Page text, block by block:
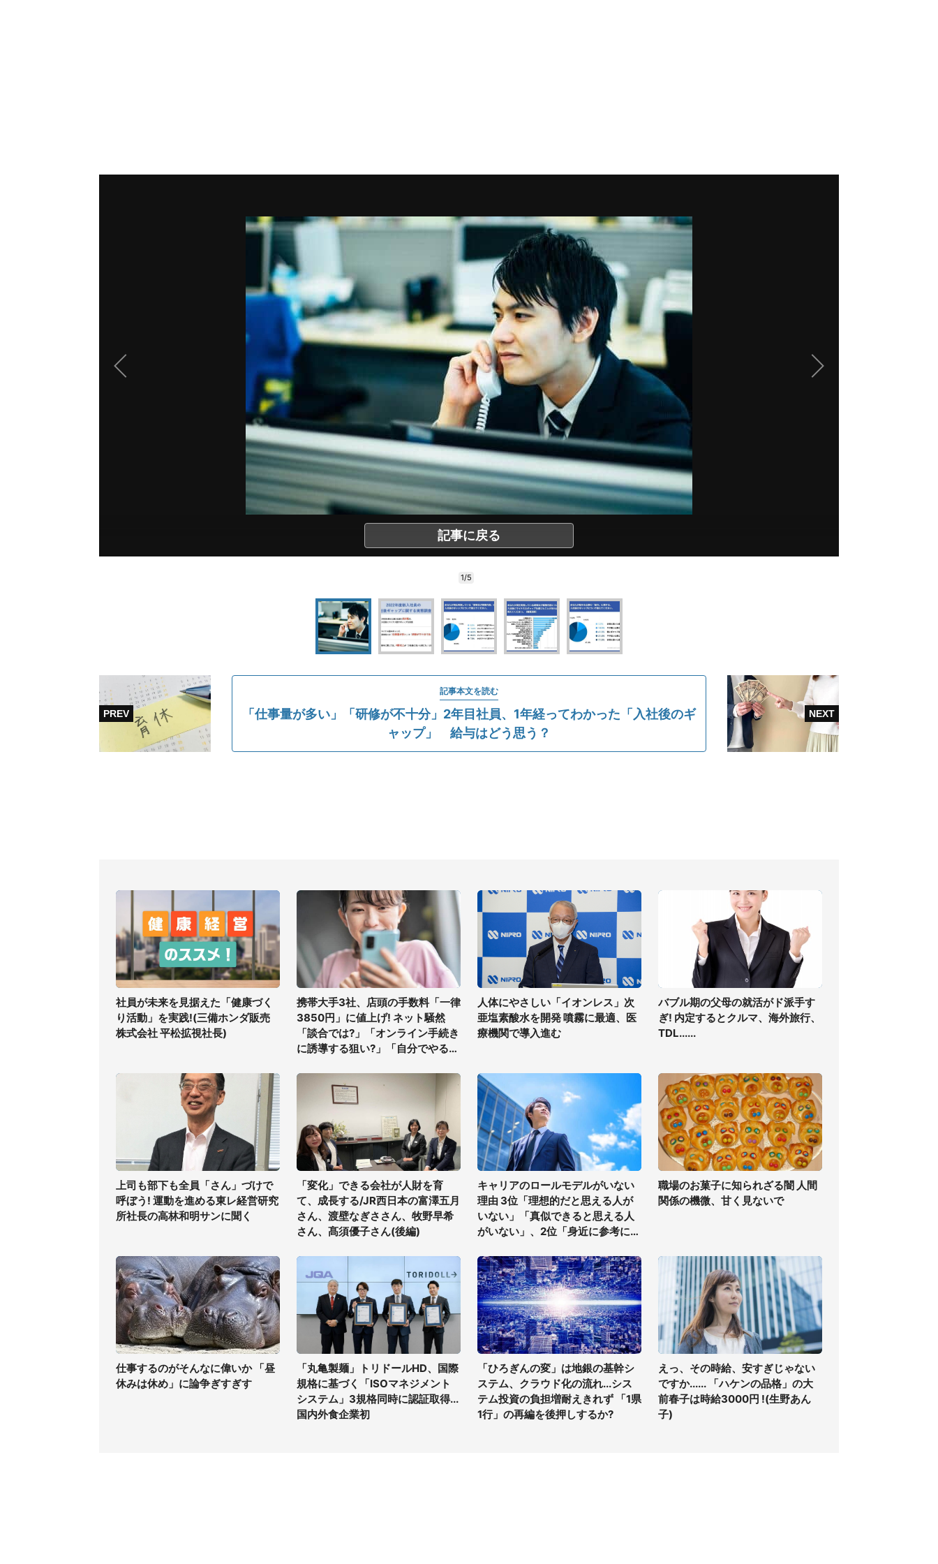
記事に戻る
1/5
記事本文を読む
「仕事量が多い」「研修が不十分」2年目社員、1年経ってわかった「入社後のギ
ャップ」 給与はどう思う？
社員が未来を見据えた「健康づく
り活動」を実践!(三備ホンダ販売
株式会社 平松拡視社長)
携帯大手3社、店頭の手数料「一律
3850円」に値上げ! ネット騒然
「談合では?」「オンライン手続き
に誘導する狙い?」「自分でやる方
人体にやさしい「イオンレス」次
亜塩素酸水を開発 噴霧に最適、医
療機関で導入進む
バブル期の父母の就活がド派手す
ぎ! 内定するとクルマ、海外旅行、
TDL......
上司も部下も全員「さん」づけで
呼ぼう! 運動を進める東レ経営研究
所社長の高林和明サンに聞く
「変化」できる会社が人財を育
て、成長する/JR西日本の富澤五月
さん、渡壁なぎささん、牧野早希
さん、髙須優子さん(後編)
キャリアのロールモデルがいない
理由 3位「理想的だと思える人が
いない」「真似できると思える人
がいない」、2位「身近に参考にな
職場のお菓子に知られざる闇 人間
関係の機微、甘く見ないで
仕事するのがそんなに偉いか 「昼
休みは休め」に論争ぎすぎす
「丸亀製麺」トリドールHD、国際
規格に基づく「ISOマネジメント
システム」3規格同時に認証取得...
国内外食企業初
「ひろぎんの変」は地銀の基幹シ
ステム、クラウド化の流れ...シス
テム投資の負担増耐えきれず 「1県
1行」の再編を後押しするか?
えっ、その時給、安すぎじゃない
ですか...... 「ハケンの品格」の大
前春子は時給3000円 !(生野あん
子)